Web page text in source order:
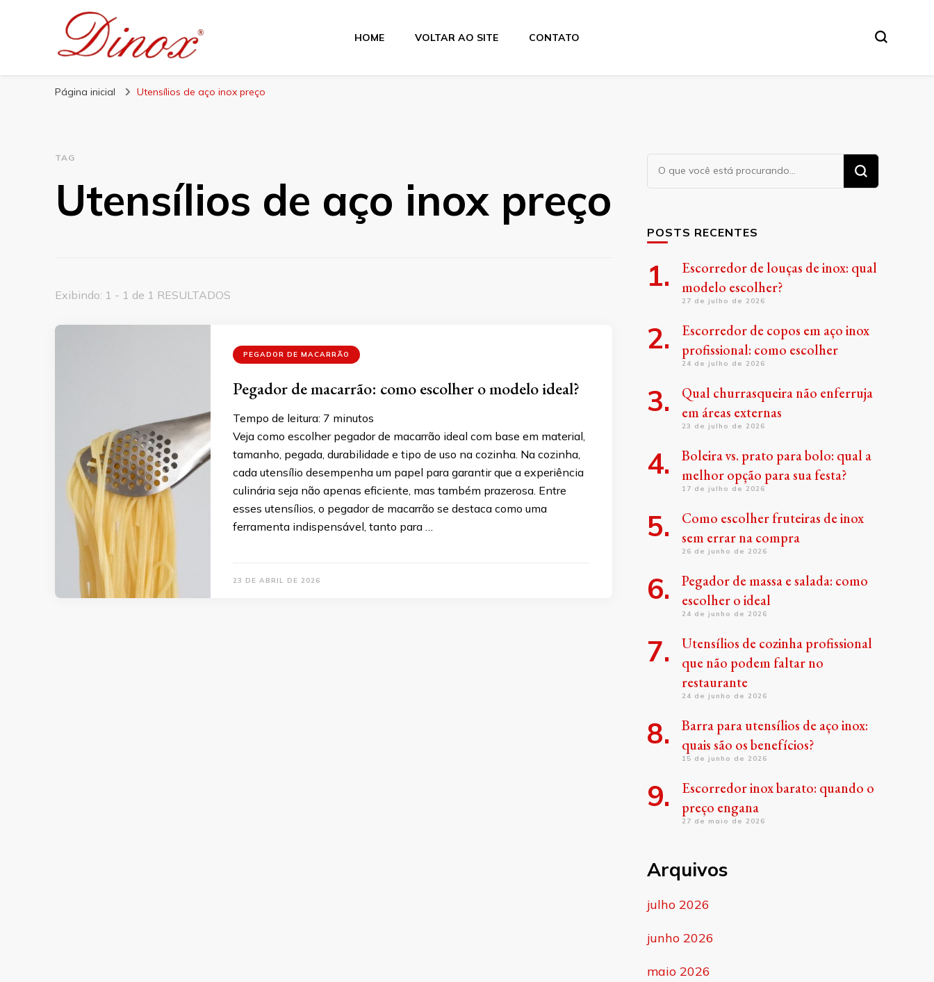
Blog Dinox
HOME VOLTAR AO SITE CONTATO
Página inicial Utensílios de aço inox preço
TAG
Utensílios de aço inox preço
Exibindo: 1 - 1 de 1 RESULTADOS
PEGADOR DE MACARRÃO
Pegador de macarrão: como escolher o modelo ideal?
Tempo de leitura: 7 minutos
Veja como escolher pegador de macarrão ideal com base em material,
tamanho, pegada, durabilidade e tipo de uso na cozinha. Na cozinha,
cada utensílio desempenha um papel para garantir que a experiência
culinária seja não apenas eficiente, mas também prazerosa. Entre
esses utensílios, o pegador de macarrão se destaca como uma
ferramenta indispensável, tanto para …
23 DE ABRIL DE 2026
Procurando
algo?
POSTS RECENTES
Escorredor de louças de inox: qual
modelo escolher?
27 de julho de 2026
Escorredor de copos em aço inox
profissional: como escolher
24 de julho de 2026
Qual churrasqueira não enferruja
em áreas externas
23 de julho de 2026
Boleira vs. prato para bolo: qual a
melhor opção para sua festa?
17 de julho de 2026
Como escolher fruteiras de inox
sem errar na compra
26 de junho de 2026
Pegador de massa e salada: como
escolher o ideal
24 de junho de 2026
Utensílios de cozinha profissional
que não podem faltar no
restaurante
24 de junho de 2026
Barra para utensílios de aço inox:
quais são os benefícios?
15 de junho de 2026
Escorredor inox barato: quando o
preço engana
27 de maio de 2026
Arquivos
julho 2026
junho 2026
maio 2026